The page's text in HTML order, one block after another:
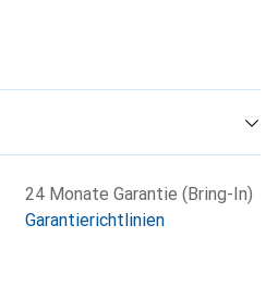
24 Monate Garantie (Bring-In)
Garantierichtlinien